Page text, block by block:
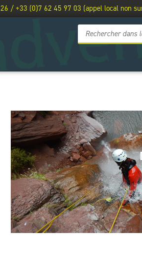
/ +33 (0)7 62 45 97 03 (appel local non